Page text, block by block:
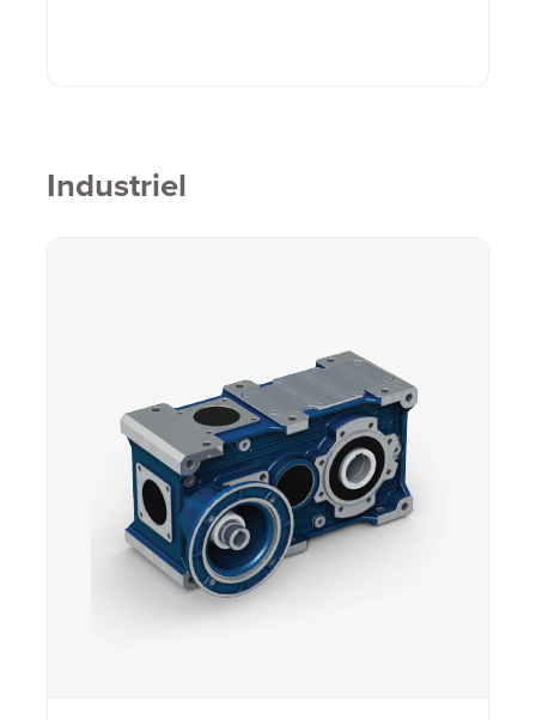
Industriel